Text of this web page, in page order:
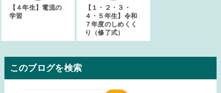
【４年生】電流の
学習
【１・２・３・
４・５年生】令和
７年度のしめくく
り（修了式）
このブログを検索